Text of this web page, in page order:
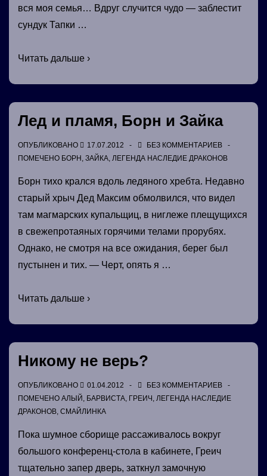
вся моя семья… Вдруг случится чудо — заблестит
сундук Тапки …
Событию
Читать дальше ›
Лед и пламя, Борн и Зайка
ОПУБЛИКОВАНО 17.07.2012
БЕЗ КОММЕНТАРИЕВ
ПОМЕЧЕНО БОРН , ЗАЙКА, ЛЕГЕНДА НАСЛЕДИЕ ДРАКОНОВ
Борн тихо крался вдоль ледяного хребта. Недавно
старый хрыч Дед Максим обмолвился, что видел
там магмарских купальщиц, в ниглеже плещущихся
в свежепротаяных горячими телами прорубях.
Однако, не смотря на все ожидания, берег был
пустынен и тих. — Черт, опять я …
Лед
и
Зайка
Читать дальше ›
Никому не верь?
ОПУБЛИКОВАНО 01.04.2012
БЕЗ КОММЕНТАРИЕВ
ПОМЕЧЕНО АЛЫЙ , БАРВИСТА, ГРЕИЧ , ЛЕГЕНДА НАСЛЕДИЕ
ДРАКОНОВ, СМАЙЛИНКА
Пока шумное сборище рассаживалось вокруг
большого конференц-стола в кабинете, Греич
тщательно запер дверь, заткнул замочную